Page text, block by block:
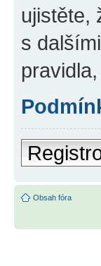
ujistěte,
s
Obsah fóra